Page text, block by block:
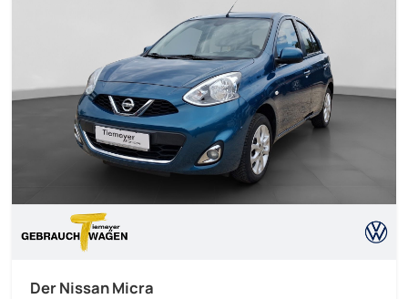
Der Nissan Micra